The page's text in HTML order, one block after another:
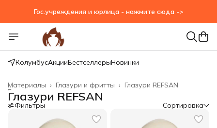
Гос.учреждения и юрлица - нажмите сюда ->
КолумбусАкцииБестселлерыНовинки
Глазури REFSAN
Глазури и фритты ›
Материалы ›
Главная
Глазури REFSAN
Фильтры Сортировка